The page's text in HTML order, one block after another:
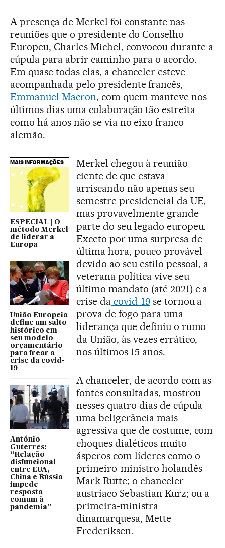
A presença de Merkel foi constante nas
reuniões que o presidente do Conselho
Europeu, Charles Michel, convocou durante a
cúpula para abrir caminho para o acordo.
Em quase todas elas, a chanceler esteve
acompanhada pelo presidente francês,
Emmanuel Macron, com quem manteve nos
últimos dias uma colaboração tão estreita
como há anos não se via no eixo franco-
alemão.
MAIS INFORMAÇÕES
ESPECIAL | O
método Merkel
de liderar a
Europa
União Europeia
define um salto
histórico em
seu modelo
orçamentário
para frear a
crise da covid-
19
António
Guterres:
“Relação
disfuncional
entre EUA,
China e Rússia
impede
resposta
comum à
pandemia”
Merkel chegou à reunião
ciente de que estava
arriscando não apenas seu
semestre presidencial da UE,
mas provavelmente grande
parte do seu legado europeu.
Exceto por uma surpresa de
última hora, pouco provável
devido ao seu estilo pessoal, a
veterana política vive seu
último mandato (até 2021) e a
crise dacovid-19se tornou a
prova de fogo para uma
liderança que definiu o rumo
da União, às vezes errático,
nos últimos 15 anos.
A chanceler, de acordo com as
fontes consultadas, mostrou
nesses quatro dias de cúpula
uma beligerância mais
agressiva que de costume, com
choques dialéticos muito
ásperos com líderes como o
primeiro-ministro holandês
Mark Rutte; o chanceler
austríaco Sebastian Kurz; ou a
primeira-ministra
dinamarquesa, Mette
Frederiksen.